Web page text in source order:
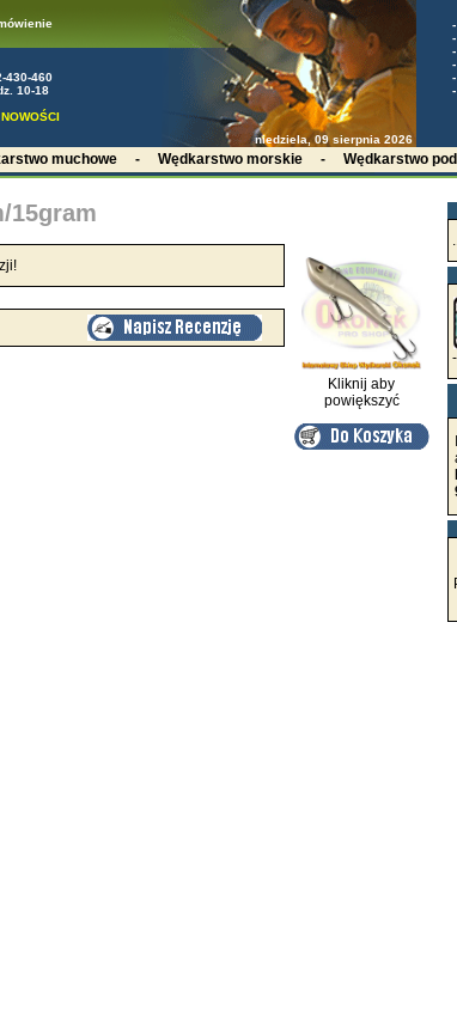
niedziela, 09 sierpnia 2026
-
-
-
-
-
-
430-460
10-18
NOWOŚCI
muchowe- Wędkarstwo morskie- Wędkarstwo
15gram
Kliknij aby
powiększyć
-